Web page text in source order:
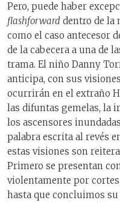
Pero, puede haber
flashforward dentro de la
como el caso antecesor
de la cabecera a una de
trama. El niño Danny
anticipa, con sus
ocurrirán en el extraño
las difuntas gemelas, la
los ascensores
palabra escrita al revés
estas visiones son
Primero se presentan
violentamente por
hasta que concluimos